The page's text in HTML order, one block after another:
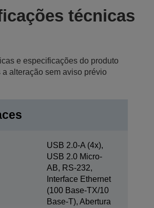
técnicas
e especificações do produto
alteração sem aviso prévio
USB 2.0-A (4x),
USB 2.0 Micro-
AB, RS-232,
Interface Ethernet
(100 Base-TX/10
Base-T), Abertura